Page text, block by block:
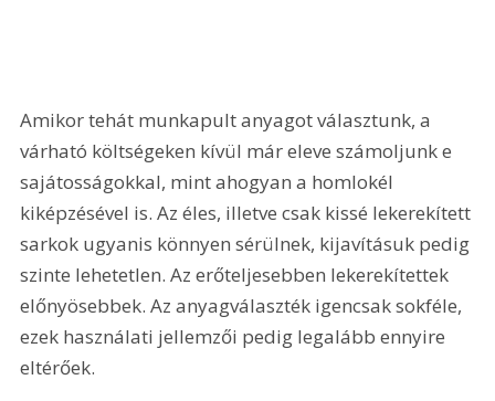
Amikor tehát munkapult anyagot választunk, a
várható költségeken kívül már eleve számoljunk e
sajátosságokkal, mint ahogyan a homlokél
kiképzésével is. Az éles, illetve csak kissé lekerekített
sarkok ugyanis könnyen sérülnek, kijavításuk pedig
szinte lehetetlen. Az erőteljesebben lekerekítettek
előnyösebbek. Az anyagválaszték igencsak sokféle,
ezek használati jellemzői pedig legalább ennyire
eltérőek.